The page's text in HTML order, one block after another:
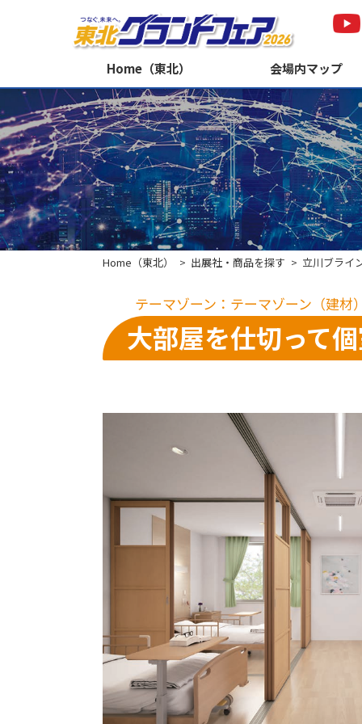
Home（東北） 会場内マップ
Home（東北） 出展社・商品を探す 立川ブライ
テーマゾーン：テーマゾーン（建材
大部屋を仕切って